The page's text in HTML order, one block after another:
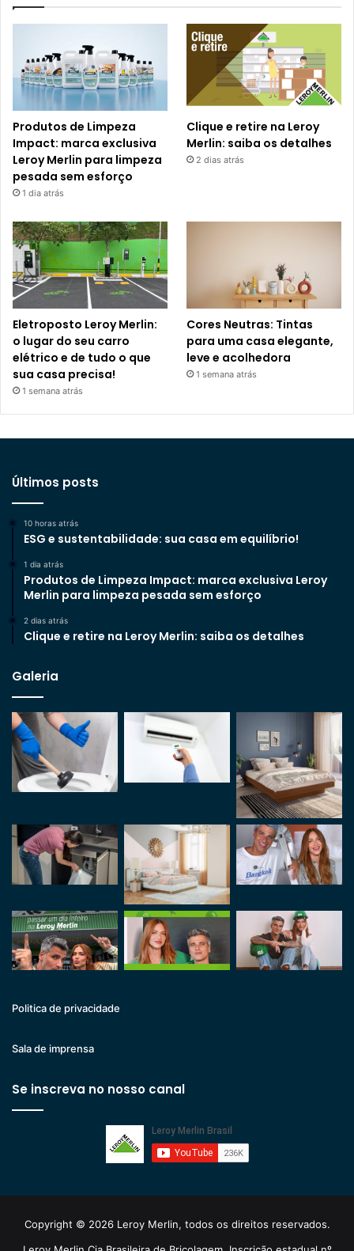
Produtos de Limpeza
Impact: marca exclusiva
Leroy Merlin para limpeza
pesada sem esforço
1 dia atrás
Clique e retire na Leroy
Merlin: saiba os detalhes
2 dias atrás
Eletroposto Leroy Merlin:
o lugar do seu carro
elétrico e de tudo o que
sua casa precisa!
1 semana atrás
Cores Neutras: Tintas
para uma casa elegante,
leve e acolhedora
1 semana atrás
Últimos posts
10 horas atrás
ESG e sustentabilidade: sua casa em equilíbrio!
1 dia atrás
Produtos de Limpeza Impact: marca exclusiva Leroy
Merlin para limpeza pesada sem esforço
2 dias atrás
Clique e retire na Leroy Merlin: saiba os detalhes
Galeria
Politica de privacidade
Sala de imprensa
Se inscreva no nosso canal
Copyright © 2026 Leroy Merlin, todos os direitos reservados.